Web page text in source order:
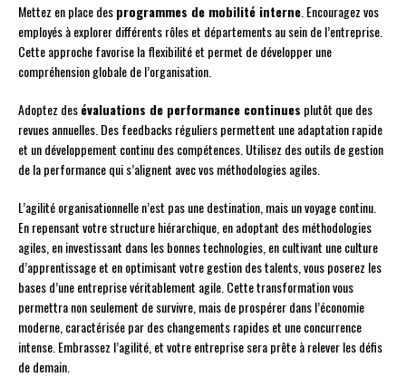
Mettez en place desprogrammes de mobilité interne . Encouragez vos
employés à explorer différents rôles et départements au sein de l’entreprise.
Cette approche favorise la flexibilité et permet de développer une
compréhension globale de l’organisation.
Adoptez desévaluations de performance continues plutôt que des
revues annuelles. Des feedbacks réguliers permettent une adaptation rapide
et un développement continu des compétences. Utilisez des outils de gestion
de la performance qui s’alignent avec vos méthodologies agiles.
L’agilité organisationnelle n’est pas une destination, mais un voyage continu.
En repensant votre structure hiérarchique, en adoptant des méthodologies
agiles, en investissant dans les bonnes technologies, en cultivant une culture
d’apprentissage et en optimisant votre gestion des talents, vous poserez les
bases d’une entreprise véritablement agile. Cette transformation vous
permettra non seulement de survivre, mais de prospérer dans l’économie
moderne, caractérisée par des changements rapides et une concurrence
intense. Embrassez l’agilité, et votre entreprise sera prête à relever les défis
de demain.